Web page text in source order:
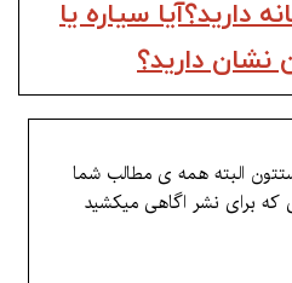
دارید؟آیا سیاره یا
نشان دارید؟
البته همه ی مطالب شما
که برای نشر اگاهی میکشید